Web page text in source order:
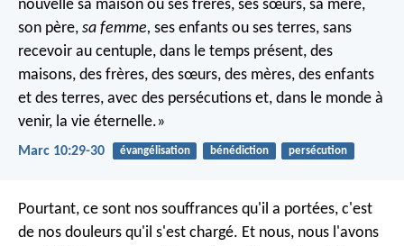
nouvelle sa maison ou ses frères, ses sœurs, sa mère,
son père, sa femme, ses enfants ou ses terres, sans
recevoir au centuple, dans le temps présent, des
maisons, des frères, des sœurs, des mères, des enfants
et des terres, avec des persécutions et, dans le monde à
venir, la vie éternelle.»
Marc 10:29-30 évangélisation bénédiction persécution
Pourtant, ce sont nos souffrances qu'il a portées, c'est
de nos douleurs qu'il s'est chargé. Et nous, nous l'avons